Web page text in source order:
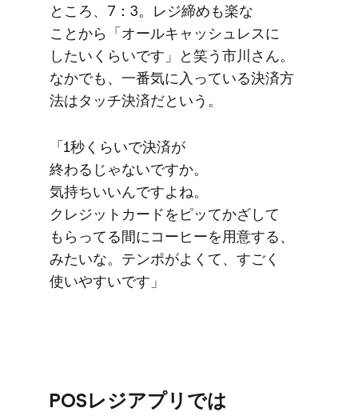
ところ、​7：3。​レジ締めも​楽な​
ことから​「オールキャッシュレスに​
したいくらいです」と笑う​市川さん。​
なかでも、​一番​気に入っている​決済方​
法は​タッチ決済だと​いう。
「1秒くらいで​決済が​
終わるじゃないですか。​
気持ちいいんですよね。​
クレジットカードを​ピッて​かざして​
もらってる​間に​コーヒーを​用意する、​
みたいな。​テンポが​よくて、​すごく​
使いやすいです」
POSレジアプリでは​